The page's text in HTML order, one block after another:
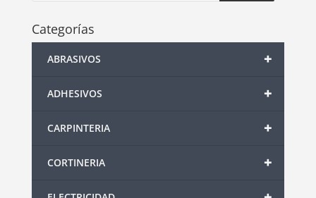
Categorías
+
ABRASIVOS
+
ADHESIVOS
+
CARPINTERIA
+
CORTINERIA